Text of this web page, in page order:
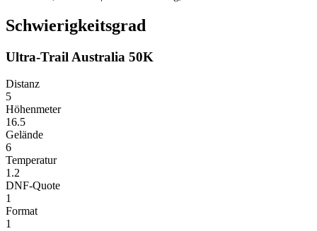
Schwierigkeitsgrad
Ultra-Trail Australia 50K
Distanz
5
Höhenmeter
16.5
Gelände
6
Temperatur
1.2
DNF-Quote
1
Format
1